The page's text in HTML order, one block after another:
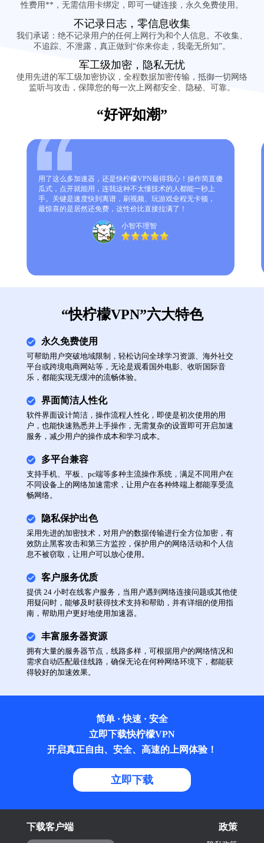
性费用**，无需信用卡绑定，即可一键连接，永久免费使用。
不记录日志，零信息收集
我们承诺：绝不记录用户的任何上网行为和个人信息。不收集、
不追踪、不泄露，真正做到“你来你走，我毫无所知”。
军工级加密，隐私无忧
使用先进的军工级加密协议，全程数据加密传输，抵御一切网络
监听与攻击，保障您的每一次上网都安全、隐秘、可靠。
“好评如潮”
用了这么多加速器，还是快柠檬VPN最得我心！操作简直傻
瓜式，点开就能用，连我这种不太懂技术的人都能一秒上
手。关键是速度快到离谱，刷视频、玩游戏全程无卡顿，
最惊喜的是居然还免费，这性价比直接拉满了！
小智不理智
“快柠檬VPN”六大特色
永久免费使用
可帮助用户突破地域限制，轻松访问全球学习资源、海外社交
平台或跨境电商网站等，无论是观看国外电影、收听国际音
乐，都能实现无缓冲的流畅体验。
界面简洁人性化
软件界面设计简洁，操作流程人性化，即使是初次使用的用
户，也能快速熟悉并上手操作，无需复杂的设置即可开启加速
服务，减少用户的操作成本和学习成本。
多平台兼容
支持手机、平板、pc端等多种主流操作系统，满足不同用户在
不同设备上的网络加速需求，让用户在各种终端上都能享受流
畅网络。
隐私保护出色
采用先进的加密技术，对用户的数据传输进行全方位加密，有
效防止黑客攻击和第三方监控，保护用户的网络活动和个人信
息不被窃取，让用户可以放心使用。
客户服务优质
提供 24 小时在线客户服务，当用户遇到网络连接问题或其他使
用疑问时，能够及时获得技术支持和帮助，并有详细的使用指
南，帮助用户更好地使用加速器。
丰富服务器资源
拥有大量的服务器节点，线路多样，可根据用户的网络情况和
需求自动匹配最佳线路，确保无论在何种网络环境下，都能获
得较好的加速效果。
简单 · 快速 · 安全
立即下载快柠檬VPN
开启真正自由、安全、高速的上网体验！
立即下载
下载客户端 政策